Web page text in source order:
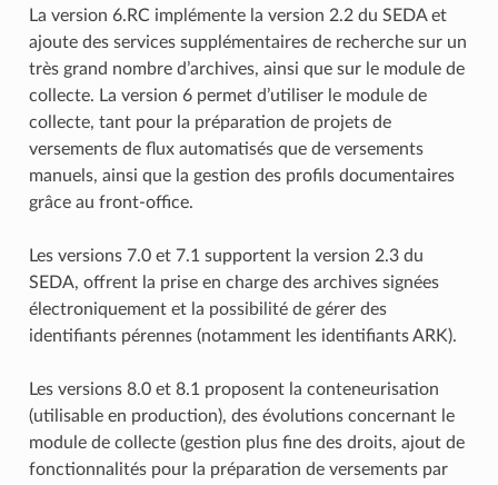
La version 6.RC implémente la version 2.2 du SEDA et
ajoute des services supplémentaires de recherche sur un
très grand nombre d’archives, ainsi que sur le module de
collecte. La version 6 permet d’utiliser le module de
collecte, tant pour la préparation de projets de
versements de flux automatisés que de versements
manuels, ainsi que la gestion des profils documentaires
grâce au front-office.
Les versions 7.0 et 7.1 supportent la version 2.3 du
SEDA, offrent la prise en charge des archives signées
électroniquement et la possibilité de gérer des
identifiants pérennes (notamment les identifiants ARK).
Les versions 8.0 et 8.1 proposent la conteneurisation
(utilisable en production), des évolutions concernant le
module de collecte (gestion plus fine des droits, ajout de
fonctionnalités pour la préparation de versements par